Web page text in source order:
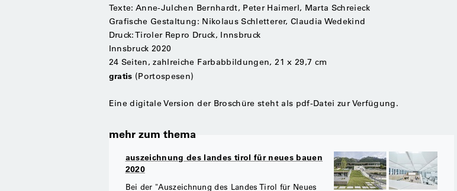
Texte: Anne-Julchen Bernhardt, Peter Haimerl, Marta Schreieck
Grafische Gestaltung: Nikolaus Schletterer, Claudia Wedekind
Druck: Tiroler Repro Druck, Innsbruck
Innsbruck 2020
24 Seiten, zahlreiche Farbabbildungen, 21 x 29,7 cm
gratis (Portospesen)
Eine digitale Version der Broschüre steht als pdf-Datei zur Verfügung.
mehr zum thema
auszeichnung des landes tirol für neues bauen
2020
Bei der "Auszeichnung des Landes Tirol für Neues